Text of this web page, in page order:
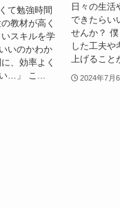
て勉強時間
教材が高く
スキルを学
いのかわか
、効率よく
…」 こ...
日々の生活
できたらい
せんか？
した工夫や
上げること
2024年7月